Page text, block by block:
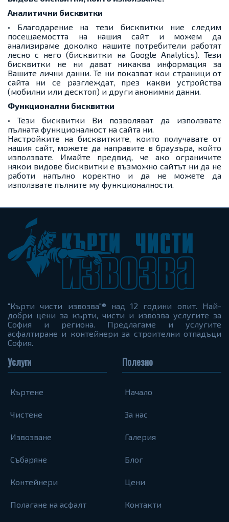
Аналитични бисквитки
• Благодарение на тези бисквитки ние следим
посещаемостта на нашия сайт и можем да
анализираме доколко нашите потребители работят
лесно с него (бисквитки на Google Analytics). Тези
бисквитки не ни дават никаква информация за
Вашите лични данни. Те ни показват кои страници от
сайта ни се разглеждат, през какви устройства
(мобилни или десктоп) и други анонимни данни.
Функционални бисквитки
• Тези бисквитки Ви позволяват да използвате
пълната функционалност на сайта ни.
Настройките на бисквитките, които получавате от
нашия сайт, можете да направите в браузъра, който
използвате. Имайте предвид, че ако ограничите
някои видове бисквитки е възможно сайтът ни да не
работи напълно коректно и да не можете да
използвате пълните му функционалности.
"Кърти чисти извозва"® над 12 години опит. Най-
добри цени за кърти, чисти и извозва услугите за
София и региона. Предлагаме и услугите
асфалтиране и контейнери за строителни отпадъци
София.
Услуги
Къртене
Чистене
Извозване
Събаряне
Контейнери
Полагане на асфалт
Полезно
Начало
За нас
Галерия
Блог
Цени
Контакти